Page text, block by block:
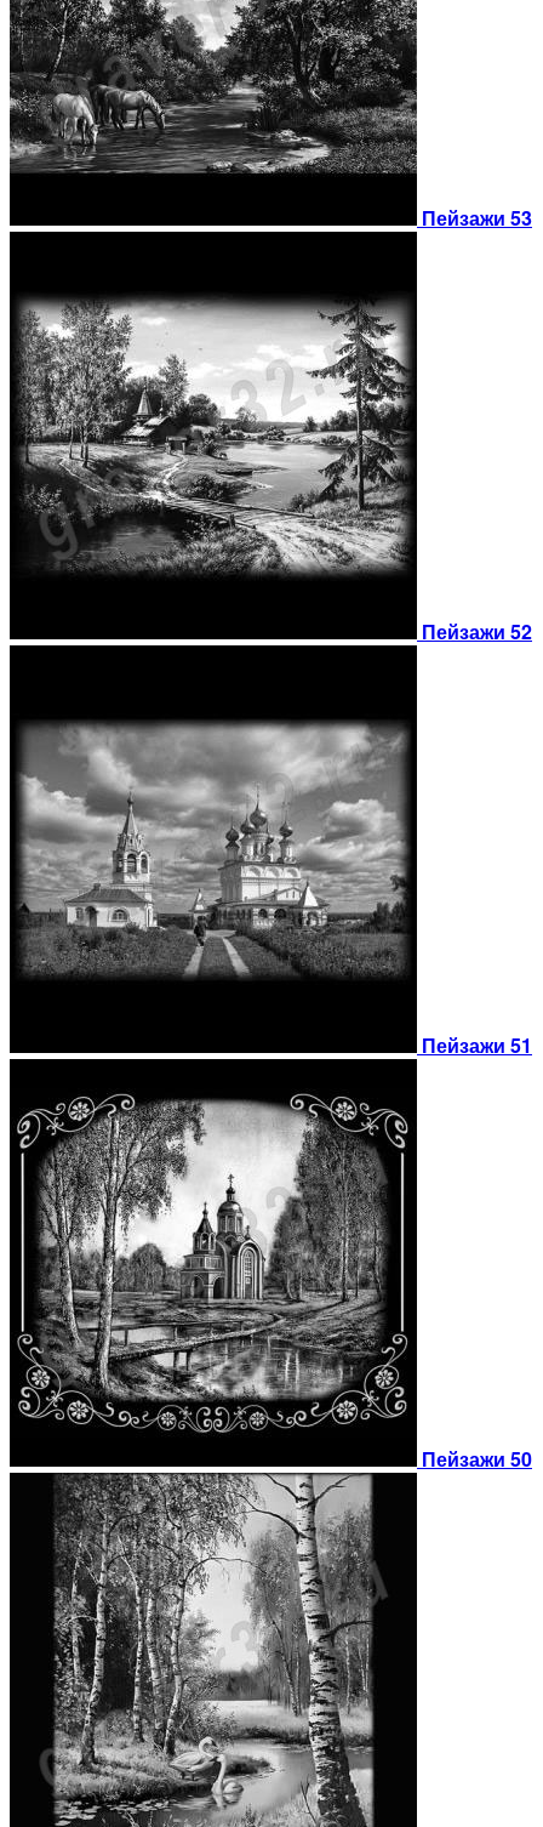
Пейзажи 53
Пейзажи 52
Пейзажи 51
Пейзажи 50